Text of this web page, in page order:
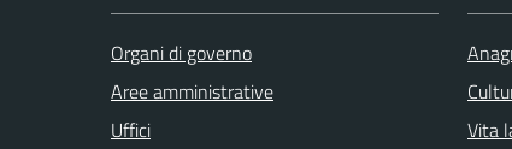
Organi di governo
Aree amministrative
Uffici
Vita